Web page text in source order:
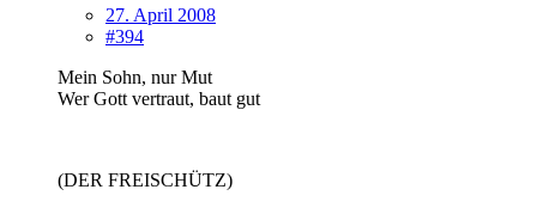
27. April 2008
#394
Mein Sohn, nur Mut
Wer Gott vertraut, baut gut
(DER FREISCHÜTZ)